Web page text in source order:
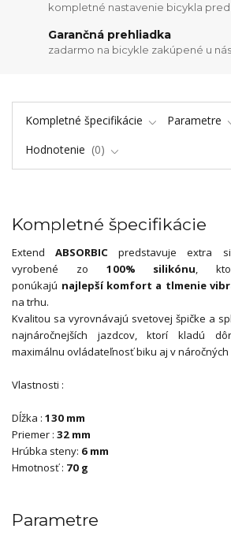
kompletné nastavenie bicykla
Garančná prehliadka
zadarmo na bicykle zakúpené u nás
Kompletné špecifikácie
Parametre
Hodnotenie
0
Kompletné špecifikácie
ExtendABSORBIC predstavuje extra
vyrobené zo 100% silikónu,
ponúkajú najlepší komfort a tlmenie
na trhu.
Kvalitou sa vyrovnávajú svetovej špičke a
najnáročnejších jazdcov, ktorí kladú
maximálnu ovládateľnosť biku aj v
Vlastnosti :
Dĺžka : 130 mm
Priemer : 32 mm
Hrúbka steny: 6 mm
Hmotnosť : 70 g
Parametre